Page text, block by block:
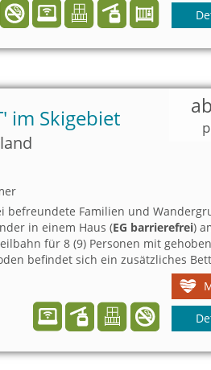
im Skigebiet
befreundete Familien und
in einem Haus (EG barrierefrei)
für 8 (9) Personen mit
befindet sich ein zusätzliches Bett
ab